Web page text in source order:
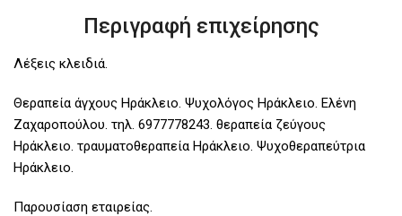
Περιγραφή επιχείρησης
Λέξεις κλειδιά.
Θεραπεία άγχους Ηράκλειο. Ψυχολόγος Ηράκλειο. Ελένη
Ζαχαροπούλου. τηλ. 6977778243. θεραπεία ζεύγους
Ηράκλειο. τραυματοθεραπεία Ηράκλειο. Ψυχοθεραπεύτρια
Ηράκλειο.
Παρουσίαση εταιρείας.